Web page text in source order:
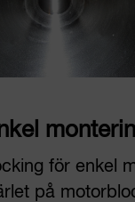
för enkel
på